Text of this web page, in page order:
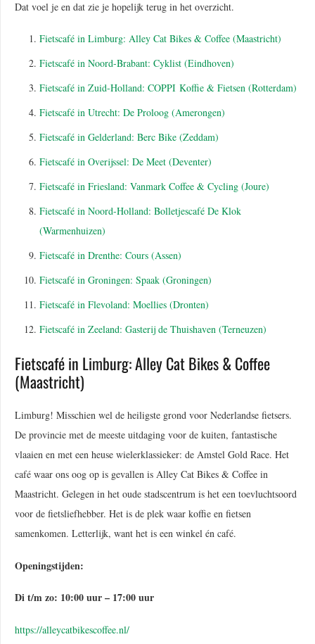
Dat voel je en dat zie je hopelijk terug in het overzicht.
Fietscafé in Limburg: Alley Cat Bikes & Coffee (Maastricht)
Fietscafé in Noord-Brabant: Cyklist (Eindhoven)
Fietscafé in Zuid-Holland: COPPI Koffie & Fietsen (Rotterdam)
Fietscafé in Utrecht: De Proloog (Amerongen)
Fietscafé in Gelderland: Berc Bike (Zeddam)
Fietscafé in Overijssel: De Meet (Deventer)
Fietscafé in Friesland: Vanmark Coffee & Cycling (Joure)
Fietscafé in Noord-Holland: Bolletjescafé De Klok
(Warmenhuizen)
Fietscafé in Drenthe: Cours (Assen)
Fietscafé in Groningen: Spaak (Groningen)
Fietscafé in Flevoland: Moellies (Dronten)
Fietscafé in Zeeland: Gasterij de Thuishaven (Terneuzen)
Fietscafé in Limburg: Alley Cat Bikes & Coffee
(Maastricht)
Limburg! Misschien wel de heiligste grond voor Nederlandse fietsers.
De provincie met de meeste uitdaging voor de kuiten, fantastische
vlaaien en met een heuse wielerklassieker: de Amstel Gold Race. Het
café waar ons oog op is gevallen is Alley Cat Bikes & Coffee in
Maastricht. Gelegen in het oude stadscentrum is het een toevluchtsoord
voor de fietsliefhebber. Het is de plek waar koffie en fietsen
samenkomen. Letterlijk, want het is een winkel én café.
Openingstijden:
Di t/m zo: 10:00 uur – 17:00 uur
https://alleycatbikescoffee.nl/